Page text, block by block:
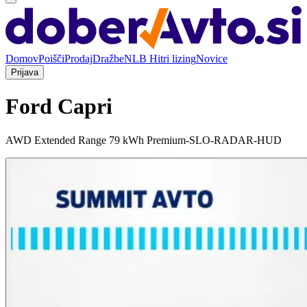
DomovPoiščiProdajDražbeNLB Hitri lizingNovice
Prijava
Ford Capri
AWD Extended Range 79 kWh Premium-SLO-RADAR-HUD